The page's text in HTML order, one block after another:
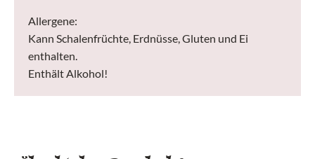
Allergene:
Kann Schalenfrüchte, Erdnüsse, Gluten und Ei
enthalten.
Enthält Alkohol!